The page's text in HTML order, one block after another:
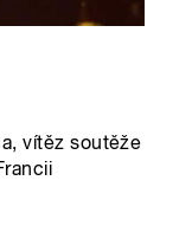
vítěz soutěže